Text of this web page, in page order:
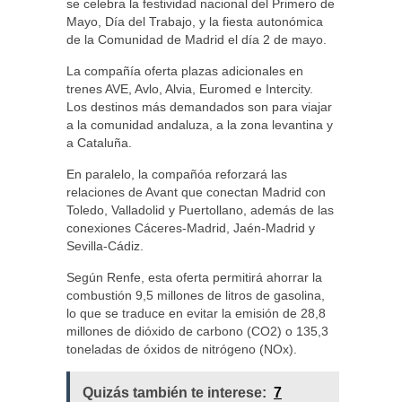
se celebra la festividad nacional del Primero de
Mayo, Día del Trabajo, y la fiesta autonómica
de la Comunidad de Madrid el día 2 de mayo.
La compañía oferta plazas adicionales en
trenes AVE, Avlo, Alvia, Euromed e Intercity.
Los destinos más demandados son para viajar
a la comunidad andaluza, a la zona levantina y
a Cataluña.
En paralelo, la compañóa reforzará las
relaciones de Avant que conectan Madrid con
Toledo, Valladolid y Puertollano, además de las
conexiones Cáceres-Madrid, Jaén-Madrid y
Sevilla-Cádiz.
Según Renfe, esta oferta permitirá ahorrar la
combustión 9,5 millones de litros de gasolina,
lo que se traduce en evitar la emisión de 28,8
millones de dióxido de carbono (CO2) o 135,3
toneladas de óxidos de nitrógeno (NOx).
Quizás también te interese: 7